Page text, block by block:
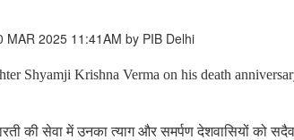
30 MAR 2025 11:41AM by PIB Delhi
Shyamji Krishna Verma on his death
की सेवा में उनका त्याग और समर्पण देशवासियों को